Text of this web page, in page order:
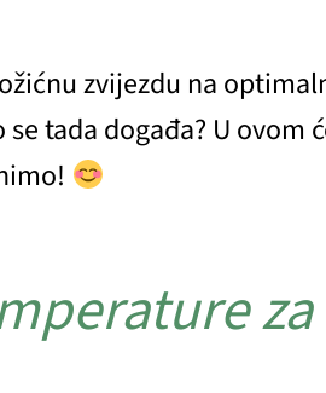
zvijezdu na
se tada događa? U